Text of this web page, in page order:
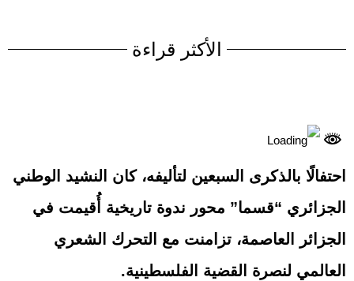
الأكثر قراءة
احتفالًا بالذكرى السبعين لتأليفه، كان النشيد الوطني
الجزائري “قسما” محور ندوة تاريخية أُقيمت في
الجزائر العاصمة، تزامنت مع التحرك الشعري
العالمي لنصرة القضية الفلسطينية.